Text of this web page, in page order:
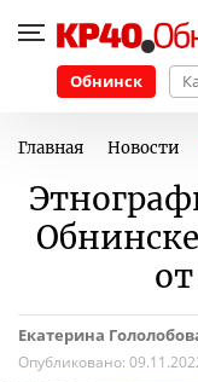
Обнинск
Главная Новости
Екатерина
Опубликовано: